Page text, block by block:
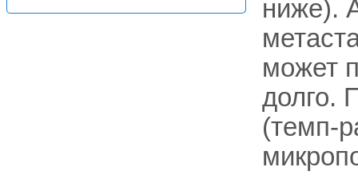
ниже).
может
долго.
(темп-